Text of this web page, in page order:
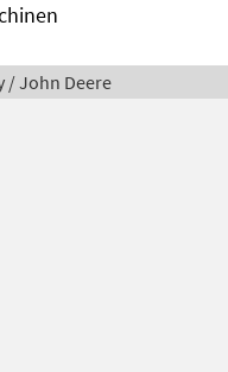
/ John Deere